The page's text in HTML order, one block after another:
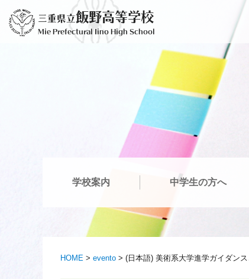
para
三重県立飯野高等学校
Mie Prefectural Iino High School
学校案内 中学生の方へ
HOME > evento > (日本語) 美術系大学進学ガイダン